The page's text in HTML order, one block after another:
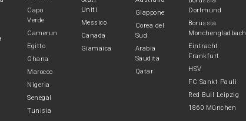
Capo
Verde
Camerun
Egitto
Ghana
Marocco
Nigeria
Senegal
Tunisia
Uniti
Messico
Canada
Giamaica
Giappone
Corea del
Sud
Arabia
Saudita
Qatar
Dortmund
Borussia
Monchengladbach
Eintracht
Frankfurt
HSV
FC Sankt Pauli
Red Bull Leipzig
1860 München